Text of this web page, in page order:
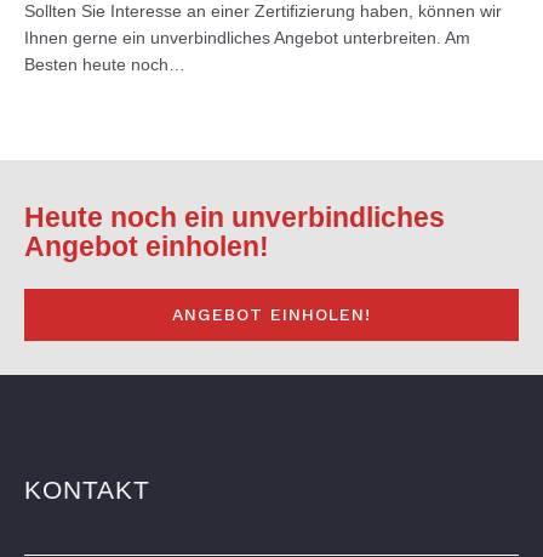
Sollten Sie Interesse an einer Zertifizierung haben, können wir
Ihnen gerne ein unverbindliches Angebot unterbreiten. Am
Besten heute noch…
Heute noch ein unverbindliches
Angebot einholen!
ANGEBOT EINHOLEN!
KONTAKT